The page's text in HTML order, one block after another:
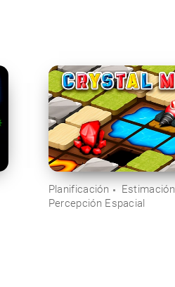
Planificación
Estimación
Percepción Espacial